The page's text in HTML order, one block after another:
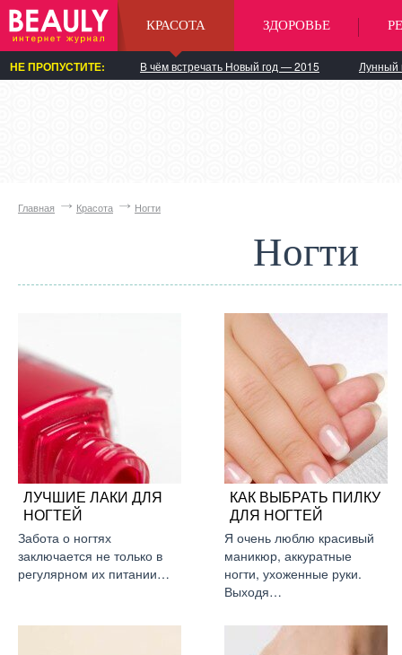
КРАСОТА ЗДОРОВЬЕ
НЕ ПРОПУСТИТЕ: В чём встречать Новый год — 2015 Лунный
Главная Красота Ногти
Ногти
ЛУЧШИЕ ЛАКИ ДЛЯ
НОГТЕЙ
Забота о ногтях
заключается не только в
регулярном их питании…
КАК ВЫБРАТЬ ПИЛКУ
ДЛЯ НОГТЕЙ
Я очень люблю красивый
маникюр, аккуратные
ногти, ухоженные руки.
Выходя…